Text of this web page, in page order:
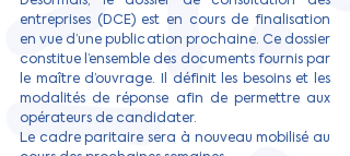
entreprises (DCE) est en cours de finalisation
en vue d’une publication prochaine. Ce dossier
constitue l’ensemble des documents fournis par
le maître d’ouvrage. Il définit les besoins et les
modalités de réponse afin de permettre aux
opérateurs de candidater.
Le cadre paritaire sera à nouveau mobilisé au